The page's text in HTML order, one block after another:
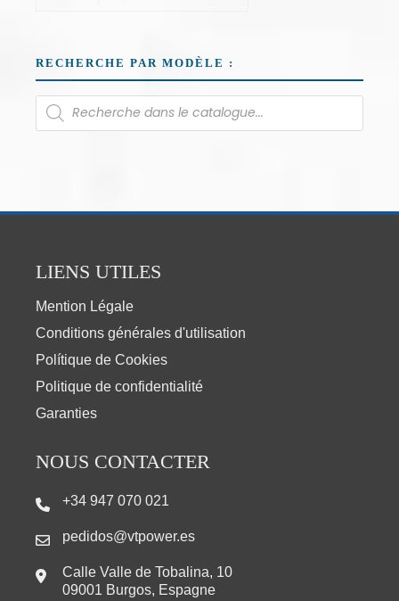
RECHERCHE PAR MODÈLE :
LIENS UTILES
Mention Légale
Conditions générales d'utilisation
Polítique de Cookies
Politique de confidentialité
Garanties
NOUS CONTACTER
+34 947 070 021
pedidos@vtpower.es
Calle Valle de Tobalina, 10
09001 Burgos, Espagne